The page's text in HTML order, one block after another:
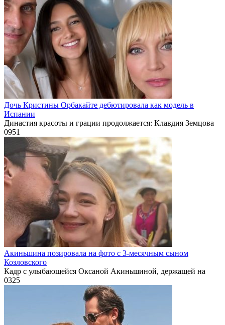
Дочь Кристины Орбакайте дебютировала как модель в
Испании
Династия красоты и грации продолжается: Клавдия Земцова
0951
Акиньшина позировала на фото с 3-месячным сыном
Козловского
Кадр с улыбающейся Оксаной Акиньшиной, держащей на
0325